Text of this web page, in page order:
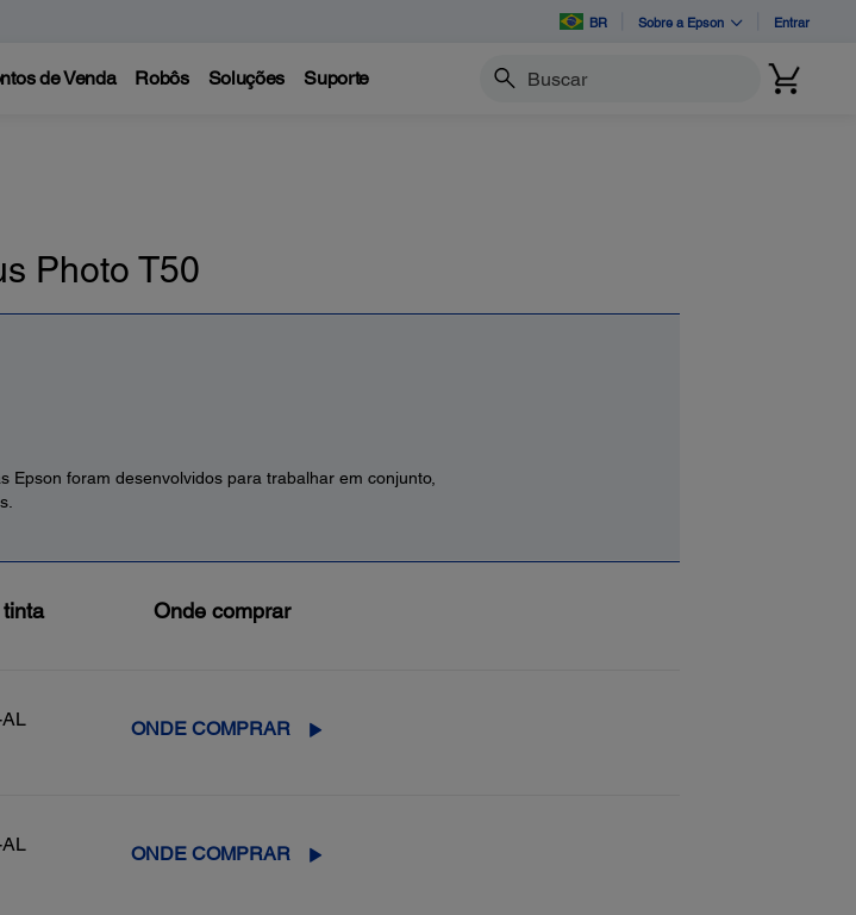
BR Sobre a Epson Entrar
de Venda Robôs Soluções Suporte Buscar
Photo T50
Epson foram desenvolvidos para trabalhar em conjunto,
Onde comprar
ONDE COMPRAR
ONDE COMPRAR